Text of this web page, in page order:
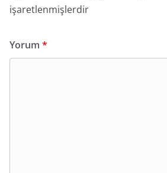
işaretlenmişlerdir
Yorum *